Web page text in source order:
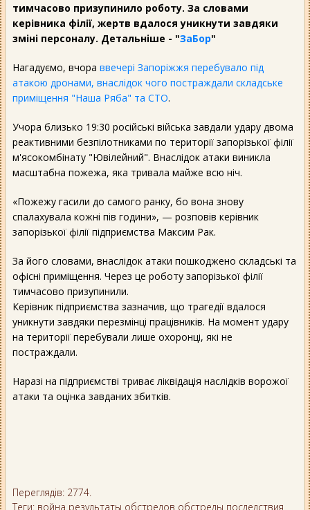
тимчасово призупинило роботу. За словами
керівника філії, жертв вдалося уникнути завдяки
зміні персоналу. Детальніше - "ЗаБор"
Нагадуємо, вчора ввечері Запоріжжя перебувало під
атакою дронами, внаслідок чого постраждали складське
приміщення "Наша Ряба" та СТО.
Учора близько 19:30 російські війська завдали удару двома
реактивними безпілотниками по території запорізької філії
м'ясокомбінату "Ювілейний". Внаслідок атаки виникла
масштабна пожежа, яка тривала майже всю ніч.
«Пожежу гасили до самого ранку, бо вона знову
спалахувала кожні пів години», — розповів керівник
запорізької філії підприємства Максим Рак.
За його словами, внаслідок атаки пошкоджено складські та
офісні приміщення. Через це роботу запорізької філії
тимчасово призупинили.
Керівник підприємства зазначив, що трагедії вдалося
уникнути завдяки перезмінці працівників. На момент удару
на території перебували лише охоронці, які не
постраждали.
Наразі на підприємстві триває ліквідація наслідків ворожої
атаки та оцінка завданих збитків.
Переглядів: 2774.
Теги: война результаты обстрелов обстрелы последствия